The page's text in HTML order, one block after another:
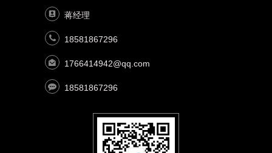
蒋经理
18581867296
1766414942@qq.com
18581867296